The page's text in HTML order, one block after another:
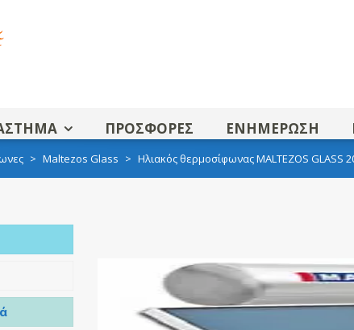
ΠΡΟΣΦΟΡΕΣ ΕΝΗΜΕΡΩΣΗ
> Maltezos Glass > Ηλιακός θερμοσίφωνας MALTEZOS GLASS